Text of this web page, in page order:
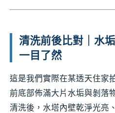
清洗前後比對｜水
一目了然
這是我們實際在某透天住家
前底部佈滿大片水垢與剝落
清洗後，水塔內壁乾淨光亮